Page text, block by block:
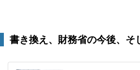
書き換え、財務省の今後、そ